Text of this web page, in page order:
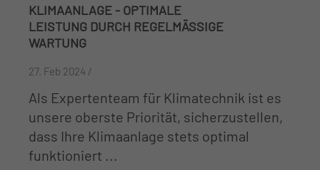
KLIMAANLAGE - OPTIMALE
LEISTUNG DURCH REGELMÄSSIGE W
ARTUNG
27. Feb 2024 /
Als Expertenteam für Klimatechnik ist es
unsere oberste Priorität, sicherzustellen,
dass Ihre Klimaanlage stets optimal
funktioniert ...